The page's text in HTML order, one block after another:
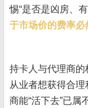
惕“是否是凶房、
于市场价的费率必
持卡人与代理商的
从业者想获得合理
商能“活下去”已属